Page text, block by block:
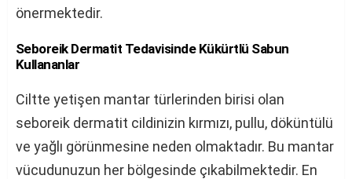
önermektedir.
Seboreik Dermatit Tedavisinde Kükürtlü Sabun
Kullananlar
Ciltte yetişen mantar türlerinden birisi olan
seboreik dermatit cildinizin kırmızı, pullu, döküntülü
ve yağlı görünmesine neden olmaktadır. Bu mantar
vücudunuzun her bölgesinde çıkabilmektedir. En